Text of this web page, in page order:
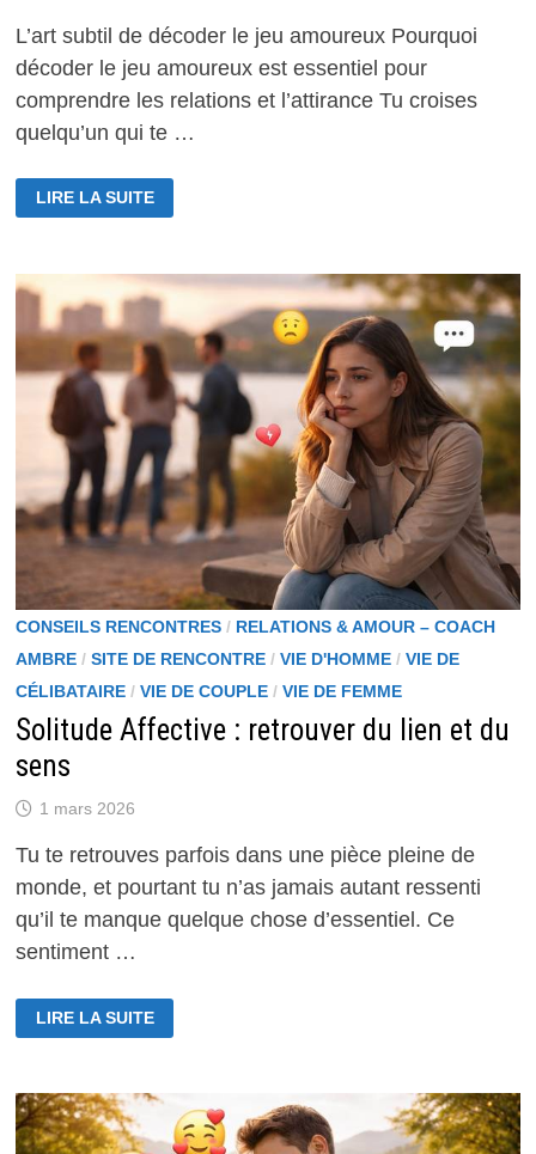
L’art subtil de décoder le jeu amoureux Pourquoi
décoder le jeu amoureux est essentiel pour
comprendre les relations et l’attirance Tu croises
quelqu’un qui te …
L’ART
SUBTIL
DE
JEU
AMOUREUX
COMPRENDRE
LES
SIGNES
DE
L’ATTIRANCE
LIRE LA SUITE
CONSEILS RENCONTRES/ RELATIONS & AMOUR – COACH
AMBRE/ SITE DE RENCONTRE/ VIE D'HOMME/ VIE DE
CÉLIBATAIRE/ VIE DE COUPLE/ VIE DE FEMME
Solitude Affective : retrouver du lien et du
sens
1 mars 2026
Tu te retrouves parfois dans une pièce pleine de
monde, et pourtant tu n’as jamais autant ressenti
qu’il te manque quelque chose d’essentiel. Ce
sentiment …
SOLITUDE
AFFECTIVE
:
LIEN
ET
DU
SENS
LIRE LA SUITE